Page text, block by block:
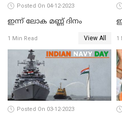
Posted On 04-12-2023
ഇന്ന് ലോക മണ്ണ് ദിനം
1 Min Read View All 1
Posted On 03-12-2023